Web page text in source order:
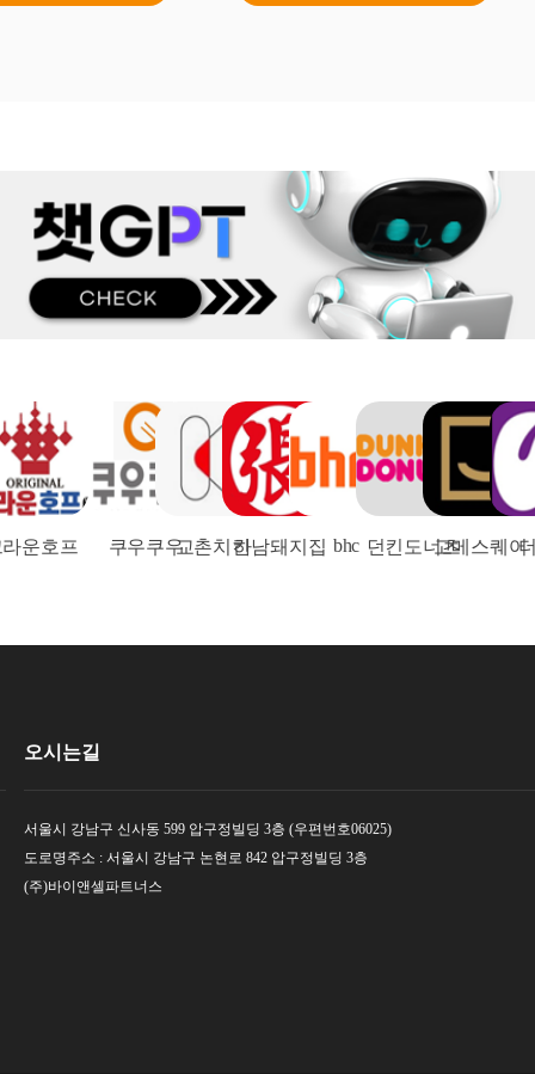
운호프 쿠우쿠우교촌치킨하남돼지집 bhc 던킨도너츠고메스퀘어더
오시는길
서울시 강남구 신사동 599 압구정빌딩 3층 (우편번호06025)
도로명주소 : 서울시 강남구 논현로 842 압구정빌딩 3층
(주)바이앤셀파트너스